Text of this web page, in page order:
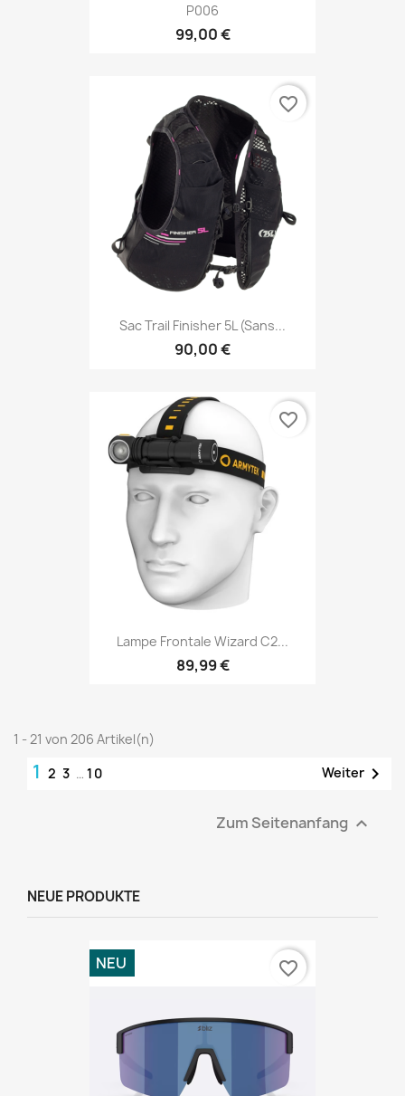
P006
99,00 €
Sac Trail Finisher 5L (sans...
90,00 €
favorite_border
Lampe Frontale Wizard C2...
89,99 €
favorite_border
1 - 21 von 206 Artikel(n)
1 2 3 … 10 Weiter 
Zum Seitenanfang 
NEUE PRODUKTE
NEU favorite_border